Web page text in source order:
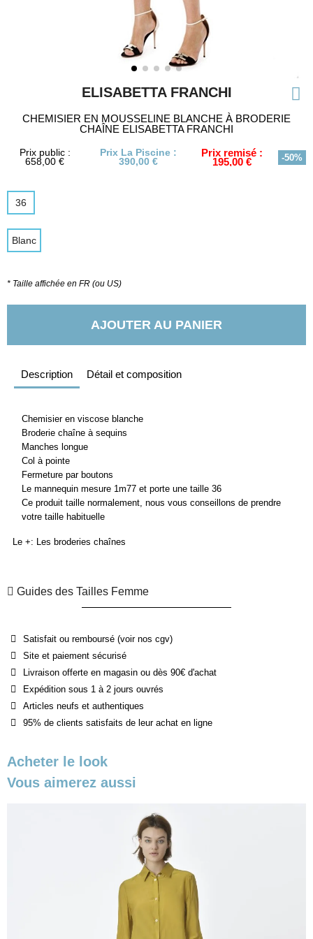
ELISABETTA FRANCHI
CHEMISIER EN MOUSSELINE BLANCHE À BRODERIE
CHAÎNE ELISABETTA FRANCHI
Prix public :
658,00 €
Prix La Piscine :
390,00 €
Prix remisé :
195,00 € -50%
36
Blanc
* Taille affichée en FR (ou US)
AJOUTER AU PANIER
Description Détail et composition
Chemisier en viscose blanche
Broderie chaîne à sequins
Manches longue
Col à pointe
Fermeture par boutons
Le mannequin mesure 1m77 et porte une taille 36
Ce produit taille normalement, nous vous conseillons de prendre
votre taille habituelle
Le +: Les broderies chaînes
Guides des Tailles Femme
Satisfait ou remboursé (voir nos cgv)
Site et paiement sécurisé
Livraison offerte en magasin ou dès 90€ d'achat
Expédition sous 1 à 2 jours ouvrés
Articles neufs et authentiques
95% de clients satisfaits de leur achat en ligne
Acheter le look
Vous aimerez aussi